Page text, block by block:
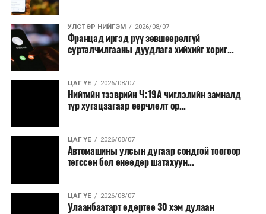
Нөөцийн махыг цахим системд бүртгэснээр мах
бэлтгэлийн явц, нөөцийн үлдэгдэл ил тод болно. Мөн
хөнгөлөлттэй зээлийг зориулалтын бусаар ашиглах
явдлыг таслан зогсоох, хүртээмжийг нэмэгдүүлэх,
өрсөлдөөнийг бий болгох боломжтой гэж үзжээ.
Иргэд агуулах, үйлдвэрээс махаа шууд худалдан авах,
малчид системээр дамжуулан бүтээгдэхүүнээ
Түүнчлэн түлш, улаанбуудай, хүнсний ногооны нөөц
бүрдүүлэх зоорь, агуулах барих аж ахуйн нэгжүүдэд
УЛСТӨР НИЙГЭМ 2026/08/07
Францад иргэд рүү зөвшөөрөлгүй
сурталчилгааны дуудлага хийхийг хориг...
ЦАГ ҮЕ 2026/08/07
Нийтийн тээврийн Ч:19А чиглэлийн замналд
түр хугацаагаар өөрчлөлт ор...
ЦАГ ҮЕ 2026/08/07
Автомашины улсын дугаар сондгой тоогоор
төгссөн бол өнөөдөр шатахуун...
ЦАГ ҮЕ 2026/08/07
Улаанбаатарт өдөртөө 30 хэм дулаан